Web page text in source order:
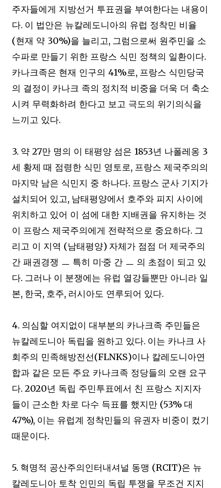
주자들에게 지방선거 투표권을 부여한다는 내용이
다. 이 법안은 뉴칼레도니아의 유럽 정착민 비율
(현재 약 30%)을 늘리고, 그럼으로써 원주민을 소
수파로 만들기 위한 프랑스 식민 정책의 일환이다.
카나크족은 현재 인구의 41%로, 프랑스 식민당국
의 결정이 카나크 족의 정치적 비중을 더욱 더 축소
시켜 무력화하려 한다고 보고 극도의 위기의식을
느끼고 있다.
3. 약 27만 명의 이 태평양 섬은 1853년 나폴레옹 3
세 황제 때 점령한 식민 영토로, 프랑스 제국주의의
마지막 남은 식민지 중 하나다. 프랑스 군사 기지가
설치되어 있고, 남태평양에서 호주와 피지 사이에
위치하고 있어 이 섬에 대한 지배권을 유지하는 것
이 프랑스 제국주의에게 전략적으로 중요하다. 그
리고 이 지역 (남태평양) 자체가 점점 더 제국주의
간 패권경쟁 ㅡ 특히 미 ·중 간 ㅡ 의 초점이 되고 있
다. 그러나 이 분쟁에는 유럽 열강들뿐만 아니라 일
본, 한국, 호주, 러시아도 연루되어 있다.
4. 의심할 여지없이 대부분의 카나크족 주민들은
뉴칼레도니아 독립을 원하고 있다. 이는 카나크 사
회주의 민족해방전선(FLNKS)이나 칼레도니아연
합과 같은 모든 주요 카나크족 정당들의 오랜 요구
다. 2020년 독립 주민투표에서 친 프랑스 지지자
들이 근소한 차로 다수 득표를 했지만 (53% 대
47%), 이는 유럽계 정착민들의 유권자 비중이 컸기
때문이다.
5. 혁명적 공산주의인터내셔널 동맹 (RCIT)은 뉴
칼레도니아 토착 인민의 독립 투쟁을 무조건 지지